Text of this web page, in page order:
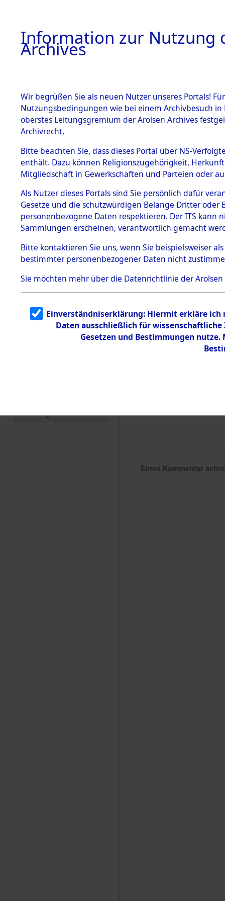
BESTÄNDE
1.
mente
5. Verschiedenes
5.3
Todesmärsche
5.3.1 Alliierte
Erhebungen
zu
Todesmärsch
en
5.3.2
g
5.3.3
Todesmärsch
e
Neunburg
0001
Einen Kommentar
Information zur Nutzung
Archives
Wir begrüßen Sie als neuen Nutzer unseres Portals!
Nutzungsbedingungen wie bei einem Archivbesuch
oberstes Leitungsgremium der Arolsen Archives
Archivrecht.
Bitte beachten Sie, dass dieses Portal über NS-
enthält. Dazu können Religionszugehörigkeit,
Mitgliedschaft in Gewerkschaften und Parteien oder
Als Nutzer dieses Portals sind Sie persönlich dafür
Gesetze und die schutzwürdigen Belange Dritter
personenbezogene Daten respektieren. Der ITS
Sammlungen erscheinen, verantwortlich gemacht
Bitte kontaktieren Sie uns, wenn Sie beispielsweiser
bestimmter personenbezogener Daten nicht
Sie möchten mehr über die Datenrichtlinie der Arolsen
Einverständniserklärung: Hiermit erkläre ich
Daten ausschließlich für
Gesetzen und Bestimmungen